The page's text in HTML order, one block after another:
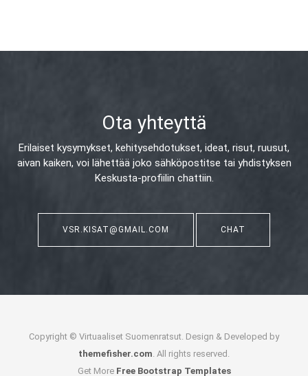
Ota yhteyttä
Erilaiset kysymykset, kehitysehdotukset, ideat, risut, ruusut,
aivan kaiken, voi lähettää joko sähköpostitse tai yhdistyksen
Keskusta-profiilin chattiin.
VSR.KISAT@GMAIL.COM CHAT
Copyright © Virtuaaliset Suomenratsut. Design & Developed by
themefisher.com . All rights reserved.
Get More Free Bootstrap Templates